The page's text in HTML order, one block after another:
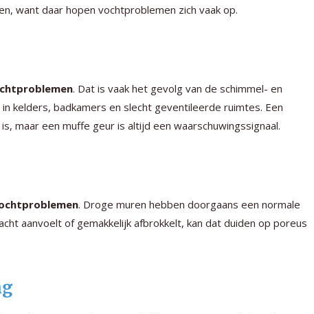
want daar hopen vochtproblemen zich vaak op.
. Dat is vaak het gevolg van de schimmel- en
kelders, badkamers en slecht geventileerde ruimtes. Een
maar een muffe geur is altijd een waarschuwingssignaal.
. Droge muren hebben doorgaans een normale
aanvoelt of gemakkelijk afbrokkelt, kan dat duiden op poreus